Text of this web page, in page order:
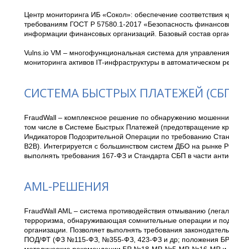
Центр мониторинга ИБ «Сокол»: обеспечение соответствия
требованиям ГОСТ Р 57580.1-2017 «Безопасность
информации финансовых организаций. Базовый состав
Vulns.io VM – многофункциональная система для
мониторинга активов IT-инфраструктуры в автоматическом
СИСТЕМА БЫСТРЫХ ПЛАТЕЖЕЙ
FraudWall – комплексное решение по обнаружению
том числе в Системе Быстрых Платежей (предотвращение
Индикаторов Подозрительной Операции по требованию
B2B). Интегрируется с большинством систем ДБО на рынке
выполнять требования 167-ФЗ и Стандарта СБП в части
AML-РЕШЕНИЯ
FraudWall AML – система противодействия отмыванию
терроризма, обнаруживающая сомнительные операции и
организации. Позволяет выполнять требования
ПОД/ФТ (ФЗ №115-ФЗ, №355-ФЗ, 423-ФЗ и др; положения